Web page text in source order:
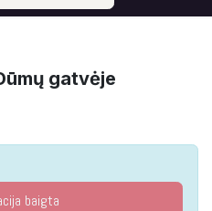
gatvėje
baigta